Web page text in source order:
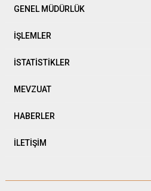
GENEL MÜDÜRLÜK
İŞLEMLER
İSTATİSTİKLER
MEVZUAT
HABERLER
İLETİŞİM